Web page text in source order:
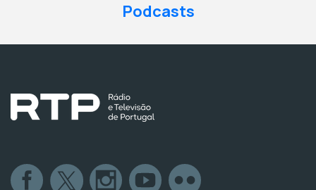
Podcasts